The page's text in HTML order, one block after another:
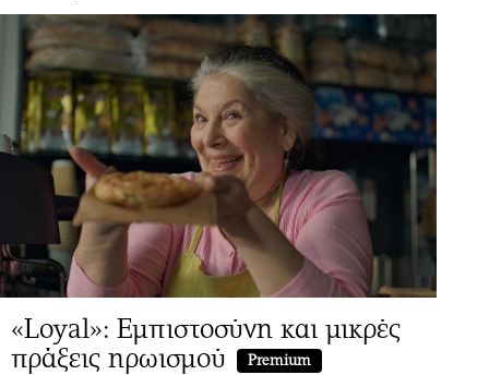
«Loyal»: Εμπιστοσύνη και μικρές
πράξεις ηρωισμού
Premium